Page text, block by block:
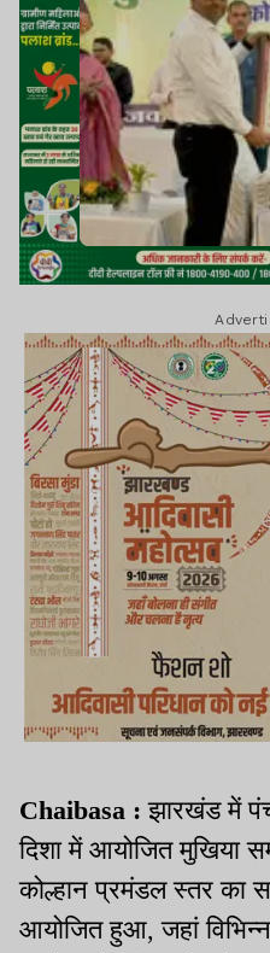
Chaibasa : झारखंड में
दिशा में आयोजित मुखिया
कोल्हान प्रमंडल स्तर का
आयोजित हुआ, जहां